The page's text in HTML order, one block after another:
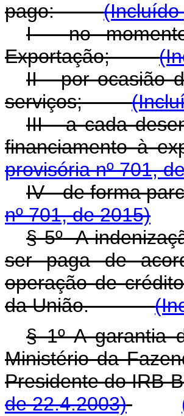
pago:(Incluído
I - no
Exportação;
II - por ocasião
serviços;
III - a cada
provisória nº 701,
IV - de
nº 701, de 2015)
§ 5ºA
ser paga de
operação de
da União.
§ 1º A garantia
Ministério da
Presidente do
de 22.4.2003)